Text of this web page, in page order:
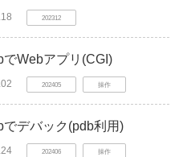
202312
でWebアプリ(CGI)
202405 操作
でデバック(pdb利用)
202406 操作